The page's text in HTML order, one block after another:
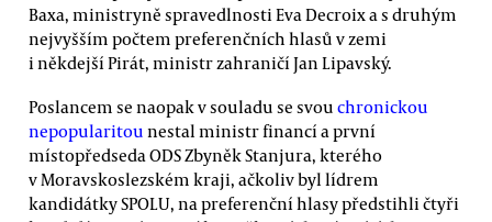
Baxa, ministryně spravedlnosti Eva Decroix a s druhým
nejvyšším počtem preferenčních hlasů v zemi
i někdejší Pirát, ministr zahraničí Jan Lipavský.
Poslancem se naopak v souladu se svou chronickou
nepopularitou nestal ministr financí a první
místopředseda ODS Zbyněk Stanjura, kterého
v Moravskoslezském kraji, ačkoliv byl lídrem
kandidátky SPOLU, na preferenční hlasy předstihli čtyři